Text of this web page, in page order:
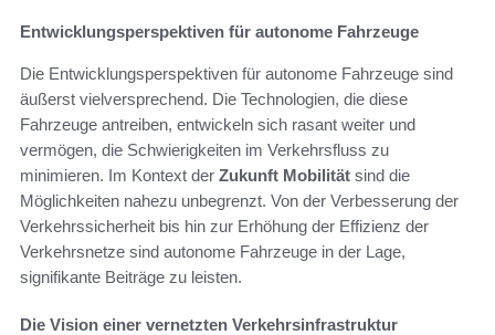
Entwicklungsperspektiven für autonome Fahrzeuge
Die Entwicklungsperspektiven für autonome Fahrzeuge sind
äußerst vielversprechend. Die Technologien, die diese
Fahrzeuge antreiben, entwickeln sich rasant weiter und
vermögen, die Schwierigkeiten im Verkehrsfluss zu
minimieren. Im Kontext der Zukunft Mobilität sind die
Möglichkeiten nahezu unbegrenzt. Von der Verbesserung der
Verkehrssicherheit bis hin zur Erhöhung der Effizienz der
Verkehrsnetze sind autonome Fahrzeuge in der Lage,
signifikante Beiträge zu leisten.
Die Vision einer vernetzten Verkehrsinfrastruktur